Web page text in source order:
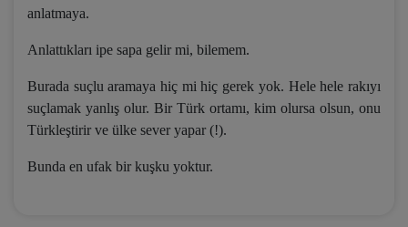
anlatmaya.
Anlattıkları ipe sapa gelir mi, bilemem.
Burada suçlu aramaya hiç mi hiç gerek yok. Hele hele rakıyı
suçlamak yanlış olur. Bir Türk ortamı, kim olursa olsun, onu
Türkleştirir ve ülke sever yapar (!).
Bunda en ufak bir kuşku yoktur.